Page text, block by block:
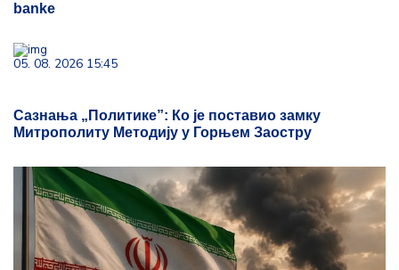
banke
05. 08. 2026 15:45
Сазнања „Политике”: Ко је поставио замку
Митрополиту Методију у Горњем Заостру